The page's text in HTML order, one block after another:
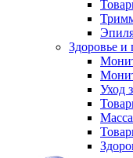
Здоровье и
Уход